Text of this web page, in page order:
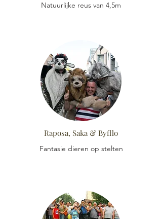
Natuurlijke reus van 4,5m
Raposa, Saka & Byfflo
Fantasie dieren op stelten